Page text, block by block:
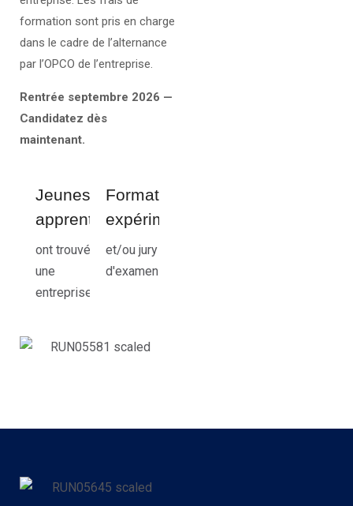
formation sont pris en charge
dans le cadre de l’alternance
par l’OPCO de l’entreprise.
Rentrée septembre 2026 —
Candidatez dès
maintenant.
Jeunes
apprentis
ont trouvé
une
entreprise
Formateurs
expérimentés
et/ou jury
d'examen